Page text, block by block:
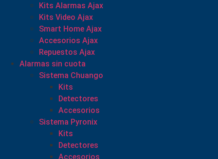
Kits Alarmas Ajax
Kits Video Ajax
Smart Home Ajax
Accesorios Ajax
Repuestos Ajax
Alarmas sin cuota
Sistema Chuango
Kits
Detectores
Accesorios
Sistema Pyronix
Kits
Detectores
Accesorios